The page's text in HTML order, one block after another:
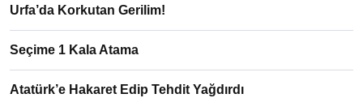
Urfa’da Korkutan Gerilim!
Seçime 1 Kala Atama
Atatürk’e Hakaret Edip Tehdit Yağdırdı